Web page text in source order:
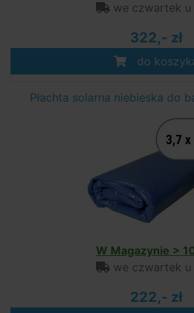
we czwartek u
322,- zł
do
Płachta solarna niebieska do
W Magazynie >
we czwartek u
222,- zł